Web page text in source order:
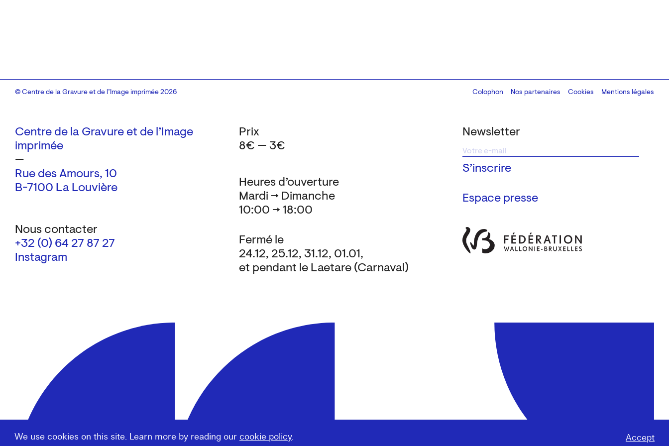
We use cookies on this site. Learn more by reading our cookie policy. Accept
Centre de la Gravure et de l’Image
imprimée
—
Rue des Amours, 10
B-7100 La Louvière
Nous contacter
+32 (0) 64 27 87 27
Instagram
Newsletter
Espace presse
Heures d’ouverture
Mardi → Dimanche
10:00 → 18:00
Fermé le
24.12, 25.12, 31.12, 01.01,
et pendant le Laetare (Carnaval)
Prix
8€ — 3€
© Centre de la Gravure et de l’Image imprimée 2026 Colophon
Design:Marcel Kaczmarek, code:8080.studio
Nos partenaires Cookies Mentions légales